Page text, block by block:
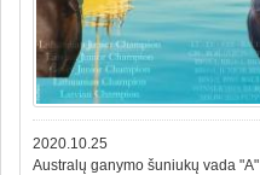
2020.10.25
Australų ganymo šuniukų vada "A"